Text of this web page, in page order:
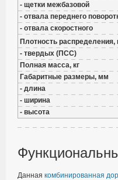
- щетки межбазовой
- отвала переднего
- отвала скоростного
Плотность распределения,
- твердых (ПСС)
Полная масса, кг
Габаритные размеры, мм
- длина
- ширина
- высота
Данная комбинированная